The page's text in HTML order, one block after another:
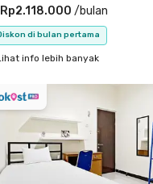
Rp2.118.000 /bulan
di bulan pertama
info lebih banyak